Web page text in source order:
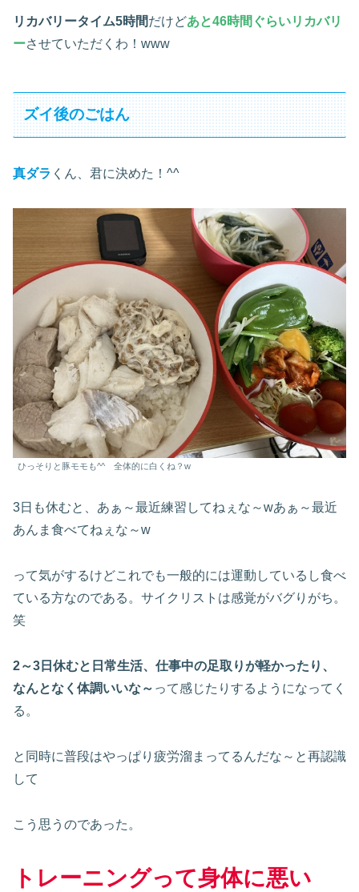
リカバリータイム5時間だけどあと46時間ぐらいリカバリ
ーさせていただくわ！www
ズイ後のごはん
真ダラ くん、君に決めた！^^
ひっそりと豚モモも^^ 全体的に白くね？w
3日も休むと、あぁ～最近練習してねぇな～wあぁ～最近
あんま食べてねぇな～w
って気がするけどこれでも一般的には運動しているし食べ
ている方なのである。サイクリストは感覚がバグりがち。
笑
2～3日休むと日常生活、仕事中の足取りが軽かったり、
なんとなく体調いいな～ って感じたりするようになってく
る。
と同時に普段はやっぱり疲労溜まってるんだな～と再認識
して
こう思うのであった。
トレーニングって身体に悪い